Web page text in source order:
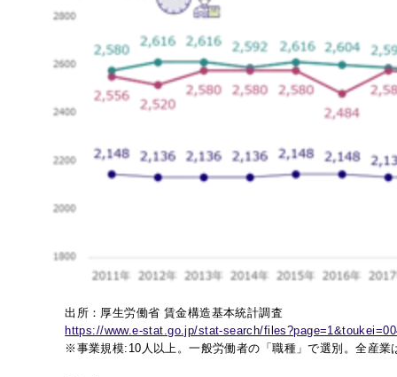
出所：厚生労働省 賃金構造基本統計調査
https://www.e-stat.go.jp/stat-search/
※事業規模:10人以上。一般労働者の「職種」で選別。全産業